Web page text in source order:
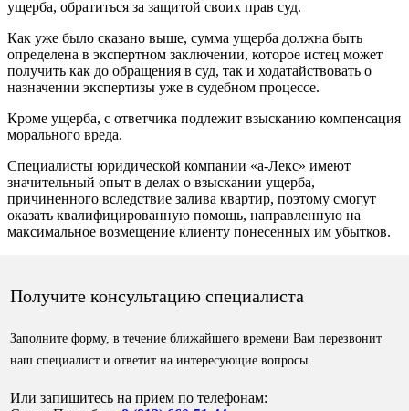
ущерба, обратиться за защитой своих прав суд.
Как уже было сказано выше, сумма ущерба должна быть
определена в экспертном заключении, которое истец может
получить как до обращения в суд, так и ходатайствовать о
назначении экспертизы уже в судебном процессе.
Кроме ущерба, с ответчика подлежит взысканию компенсация
морального вреда.
Специалисты юридической компании «а-Лекс» имеют
значительный опыт в делах о взыскании ущерба,
причиненного вследствие залива квартир, поэтому смогут
оказать квалифицированную помощь, направленную на
максимальное возмещение клиенту понесенных им убытков.
Получите консультацию специалиста
Заполните форму, в течение ближайшего времени Вам перезвонит
наш специалист и ответит на интересующие вопросы.
Или запишитесь на прием по телефонам: